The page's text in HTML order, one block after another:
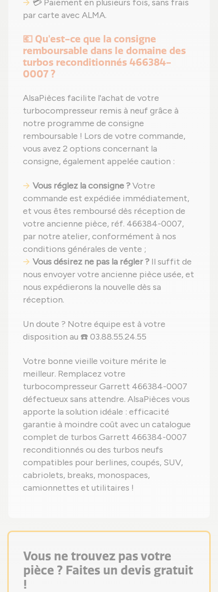
💳 Paiement en plusieurs fois, sans frais
par carte avec ALMA.
💶 Qu'est-ce que la consigne
remboursable dans le domaine des
turbos reconditionnés 466384-
0007 ?
AlsaPièces facilite l'achat de votre
turbocompresseur remis à neuf grâce à
notre programme de consigne
remboursable ! Lors de votre commande,
vous avez 2 options concernant la
consigne, également appelée caution :
Vous réglez la consigne ?Votre
commande est expédiée immédiatement,
et vous êtes remboursé dès réception de
votre ancienne pièce, réf. 466384-0007,
par notre atelier, conformément à nos
conditions générales de vente ;
Vous désirez ne pas la régler ? Il suffit de
nous envoyer votre ancienne pièce usée, et
nous expédierons la nouvelle dès sa
réception.
Un doute ? Notre équipe est à votre
disposition au ☎️ 03.88.55.24.55
Votre bonne vieille voiture mérite le
meilleur. Remplacez votre
turbocompresseur Garrett 466384-0007
défectueux sans attendre. AlsaPièces vous
apporte la solution idéale : efficacité
garantie à moindre coût avec un catalogue
complet de turbos Garrett 466384-0007
reconditionnés ou des turbos neufs
compatibles pour berlines, coupés, SUV,
cabriolets, breaks, monospaces,
camionnettes et utilitaires !
Vous ne trouvez pas votre
pièce ? Faites un devis gratuit
!